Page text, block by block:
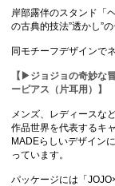
岸部露伴のスタンド「
の古典的技法”透かし”
同モチーフデザインで
【▶ジョジョの奇妙な
ーピアス（片耳用）】
メンズ、レディースな
作品世界を代表するキ
MADEらしいデザイン
っています。
パッケージには「